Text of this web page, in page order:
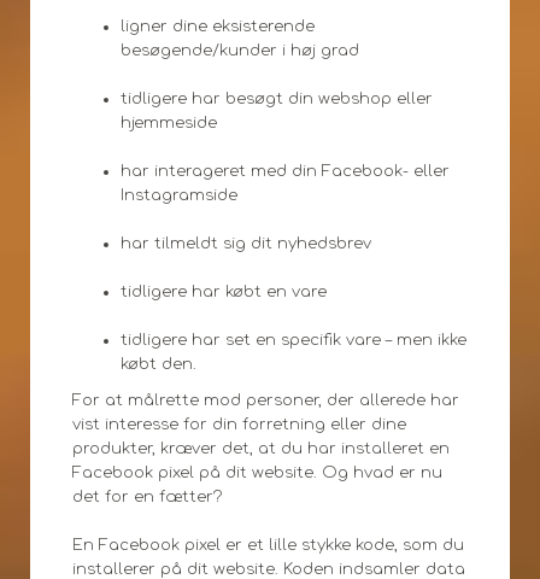
ligner dine eksisterende
besøgende/kunder i høj grad
tidligere har besøgt din webshop eller
hjemmeside
har interageret med din Facebook- eller
Instagramside
har tilmeldt sig dit nyhedsbrev
tidligere har købt en vare
tidligere har set en specifik vare – men ikke
købt den.
For at målrette mod personer, der allerede har
vist interesse for din forretning eller dine
produkter, kræver det, at du har installeret en
Facebook pixel på dit website. Og hvad er nu
det for en fætter?
En Facebook pixel er et lille stykke kode, som du
installerer på dit website. Koden indsamler data